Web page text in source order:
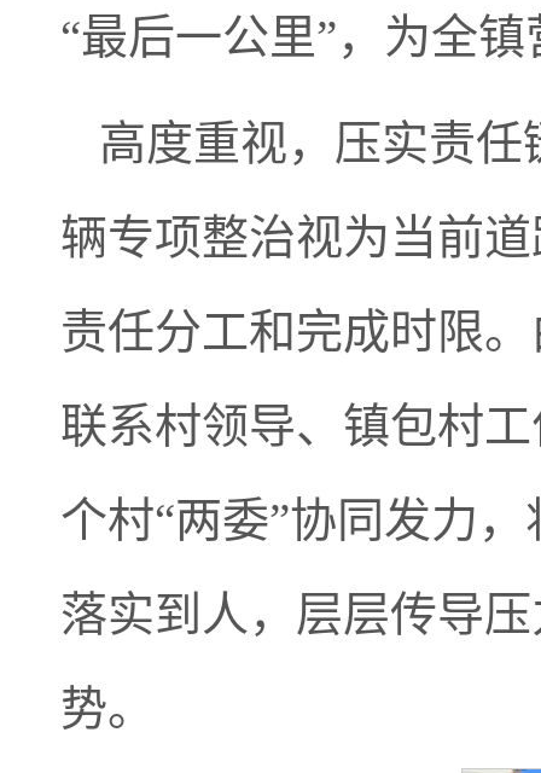
“最后一公里”，为全
高度重视，压实责
辆专项整治视为当前
责任分工和完成时限
联系村领导、镇包村
个村“两委”协同发力
落实到人，层层传导
势。